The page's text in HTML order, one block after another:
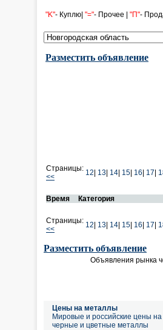
"K"- Куплю| "="- Прочее | "П"-
Разместить объявление
Страницы:
<<
12 13 14 15 16 17
Время Категория
Страницы:
<<
12 13 14 15 16 17
Разместить объявление
Объявления рынка
Цены на металлы
Мировые и российские цены на
черные и цветные металлы